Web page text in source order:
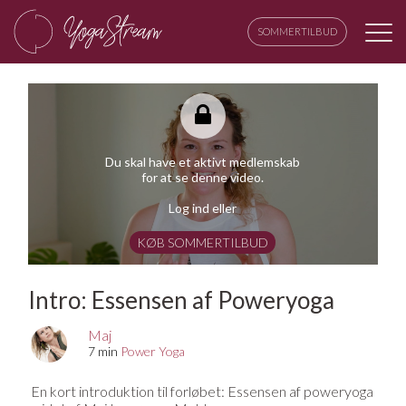
SOMMERTILBUD
Du skal have et aktivt medlemskab
for at se denne video.
Log ind eller
KØB SOMMERTILBUD
Intro: Essensen af Poweryoga
Maj
7 min Power Yoga
En kort introduktion til forløbet: Essensen af poweryoga